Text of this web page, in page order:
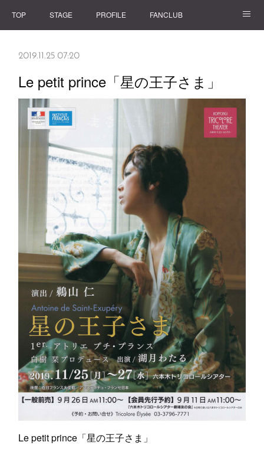
TOP STAGE PROFILE FANCLUB
2019.11.25 07:20
Le petit prince「星の王子さま」
Le petit prince「星の王子さま」